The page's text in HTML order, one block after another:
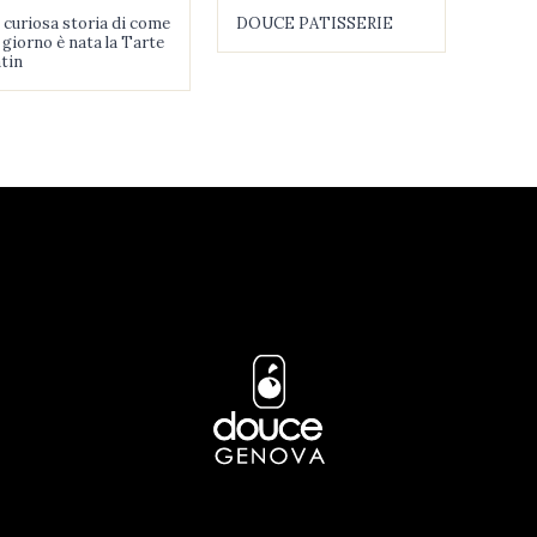
curiosa storia di come
giorno è nata la Tarte
DOUCE PATISSERIE